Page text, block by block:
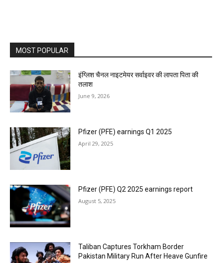
MOST POPULAR
इंग्लिश चैनल नाइटमेयर सर्वाइवर की लापता पिता की
तलाश
June 9, 2026
Pfizer (PFE) earnings Q1 2025
April 29, 2025
Pfizer (PFE) Q2 2025 earnings report
August 5, 2025
Taliban Captures Torkham Border
Pakistan Military Run After Heave Gunfire